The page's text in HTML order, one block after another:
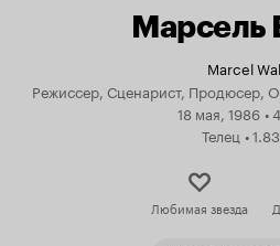
Марсель
Marcel
Режиссер, Сценарист, Продюсер,
18 мая, 1986 •
Телец •
Любимая звезда